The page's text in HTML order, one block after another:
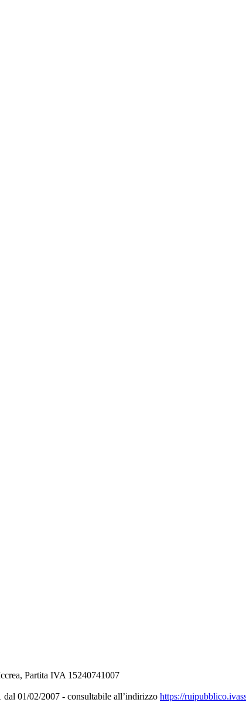
Partita IVA 15240741007
01/02/2007 - consultabile all’indirizzo https://